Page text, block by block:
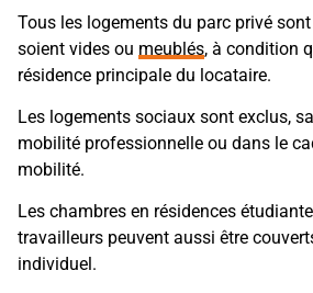
Tous les logements du parc privé sont
soient vides ou meublés, à condition
résidence principale du locataire.
Les logements sociaux sont exclus,
mobilité professionnelle ou dans le
mobilité.
Les chambres en résidences
travailleurs peuvent aussi être
individuel.